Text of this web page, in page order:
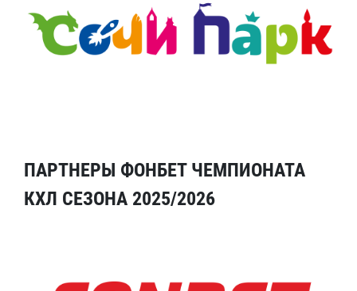
ПАРТНЕРЫ ФОНБЕТ ЧЕМПИОНАТА
КХЛ СЕЗОНА 2025/2026